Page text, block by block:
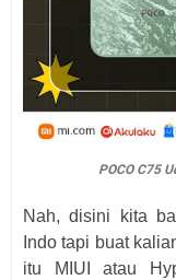
POCO C75
Nah, disini kita
Indo tapi buat
itu MIUI atau